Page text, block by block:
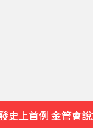
史上首例 金管會